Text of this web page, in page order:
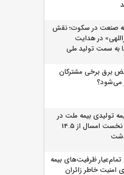
صنعت در سکوت؛ نقش
در هدایت
به سمت تولید ملی
برق برخی مشترکان
می‌شود؟
تولیدی بیمه ملت در
چهار ماه نخست امسال از 14.5
ظرفیت‌های بیمه
امنیت خاطر زائران